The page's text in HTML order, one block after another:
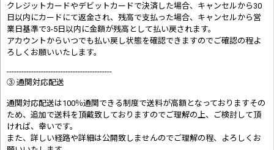
クレジットカードやデビットカードで決済した場合、キャンセルから30
日以内にカードにて返金され、残高で支払った場合、キャンセルから営
業日基準で3-5日以内に金額が残高として払い戻されます。
アカウントからいつでも払い戻し状態を確認できますのでご確認の程よ
ろしくお願いいたします。
-------------------------------------------
③ 通関対応配送
通関対応配送は100％通関できる制度で送料が高額となっておりますその
ため、追加で送料を頂戴致しておりますのでご理解の上、ご検討して頂
ければ、幸いです。
また、詳しい経路や詳細は公開致しませんのでご理解の程、よろしくお